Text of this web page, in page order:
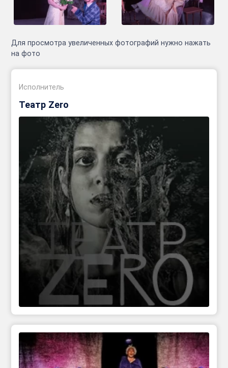
Для просмотра увеличенных фотографий нужно нажать
на фото
Исполнитель
Театр Zero